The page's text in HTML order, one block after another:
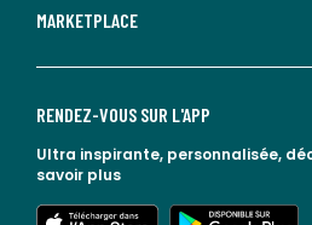
MARKETPLACE
RENDEZ-VOUS SUR L'APP
Ultra inspirante, personnalisée,
savoir plus
lien vers l'app store
lien vers google play